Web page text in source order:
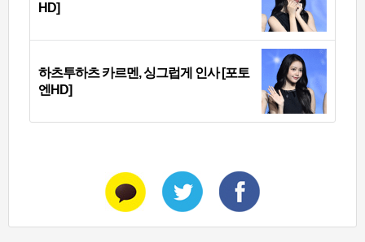
HD]
하츠투하츠 카르멘, 싱그럽게 인사 [포토
엔HD]